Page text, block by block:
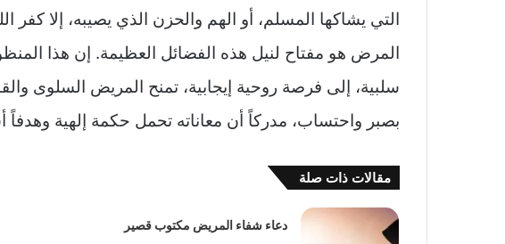
التي يشاكها المسلم، أو الهم والحزن الذي يصيبه، إلا كفر
المرض هو مفتاح لنيل هذه الفضائل العظيمة. إن هذا
سلبية، إلى فرصة روحية إيجابية، تمنح المريض السلوى
بصبر واحتساب، مدركاً أن معاناته تحمل حكمة إلهية
مقالات ذات صلة
دعاء شفاء المريض مكتوب قصير